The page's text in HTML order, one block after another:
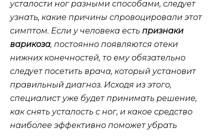
усталости ног разными способами, следует
узнать, какие причины спровоцировали этот
симптом. Если у человека есть признаки
варикоза, постоянно появляются отеки
нижних конечностей, то ему обязательно
следует посетить врача, который установит
правильный диагноз. Исходя из этого,
специалист уже будет принимать решение,
как снять усталость с ног, и какое средство
наиболее эффективно поможет убрать